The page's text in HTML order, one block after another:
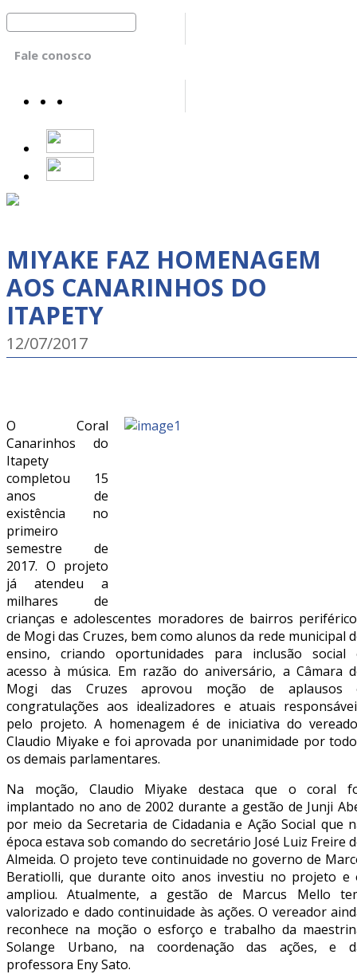
Fale conosco
MIYAKE FAZ HOMENAGEM
AOS CANARINHOS DO
ITAPETY
12/07/2017
O Coral
Canarinhos do
Itapety
completou 15
anos de
existência no
primeiro
semestre de
2017. O projeto
já atendeu a
milhares de
crianças e adolescentes moradores de bairros
de Mogi das Cruzes, bem como alunos da rede municipal
ensino, criando oportunidades para inclusão social
acesso à música. Em razão do aniversário, a Câmara
Mogi das Cruzes aprovou moção de aplausos
congratulações aos idealizadores e atuais
pelo projeto. A homenagem é de iniciativa do
Claudio Miyake e foi aprovada por unanimidade por
os demais parlamentares.
Na moção, Claudio Miyake destaca que o coral
implantado no ano de 2002 durante a gestão de Junji
por meio da Secretaria de Cidadania e Ação Social que
época estava sob comando do secretário José Luiz Freire
Almeida. O projeto teve continuidade no governo de
Beratiolli, que durante oito anos investiu no projeto e
ampliou. Atualmente, a gestão de Marcus Mello
valorizado e dado continuidade às ações. O vereador
reconhece na moção o esforço e trabalho da
Solange Urbano, na coordenação das ações, e
professora Eny Sato.